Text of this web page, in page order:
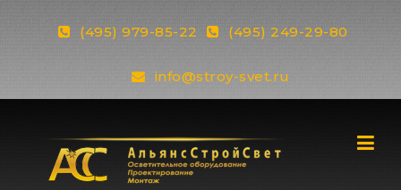
(495) 979-85-22 (495) 249-29-80
info@stroy-svet.ru